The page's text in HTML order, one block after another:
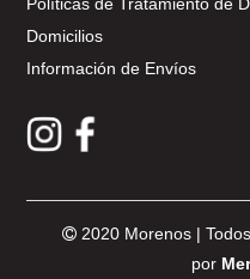
Políticas de Tratamiento de
Domicilios
Información de Envíos
2020 Morenos |
por